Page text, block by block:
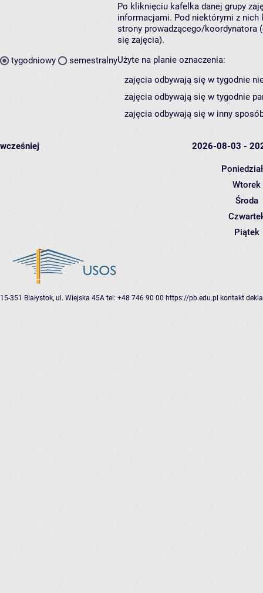
tygodniowy semestralny
Po kliknięciu kafelka danej grupy
informacjami. Pod niektórymi z nich
strony prowadzącego/koordynatora
się zajęcia).
Użyte na planie oznaczenia:
zajęcia odbywają się w tygodnie
zajęcia odbywają się w tygodnie
zajęcia odbywają się w inny
wcześniej 2026-08-03 -
Wtorek
Środa
Piątek
15-351 Białystok, ul. Wiejska 45A tel: +48 746 90 00 https://pb.edu.pl kontakt